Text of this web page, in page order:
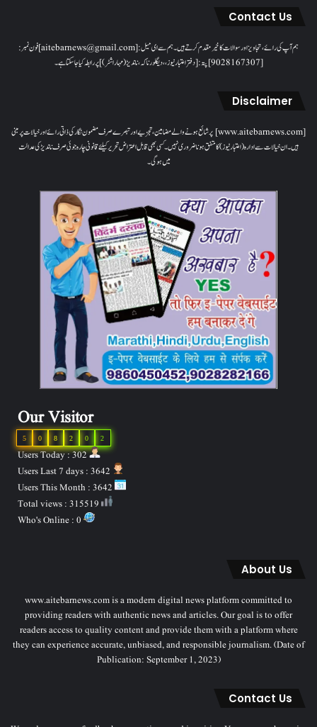
Contact Us
ہم آپ کی رائے، تجاویز اور سوالات کا خیرمقدم کرتے ہیں۔ ہم سےای میل: [aitebarnews@gmail.com]فون نمبر:
[9028167307]پتہ: [دفتر اعتبار نیوز، ، دیگلور ناکہ، ناندیڑ(مہاراشٹر) ] پر رابطہ کیا جاسکتا ہے۔
Disclaimer
[www.aitebarnews.com] پر شائع ہونے والے مضامین، تجزیے اور تبصرے صرف مضمون نگار کی ذاتی رائے اور خیالات پر مبنی
ہیں۔ ان خیالات سے ادارہ (اعتبار نیوز) کا متفق ہونا ضروری نہیں۔ کسی بھی قابل اعتراض تحریر کیلئے قانونی چارہ جوئی صرف ناندیڑ کی عدالت
میں ہوگی۔
Our Visitor
2
0
2
8
0
5
Users Today : 302
About Us
www.aitebarnews.com is a modern digital news platform committed to
providing readers with authentic news and articles. Our goal is to offer
readers access to quality content and provide them with a platform where
they can experience accurate, unbiased, and responsible journalism. (Date of
Publication: September 1, 2023)
Contact Us